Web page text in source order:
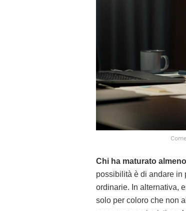
Chi ha maturato
possibilità è di andare in
ordinarie. In alternativa,
solo per coloro che non